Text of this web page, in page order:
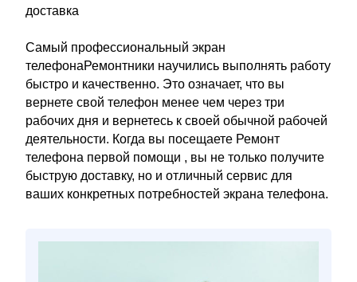
доставка
Самый профессиональный экран
телефонаРемонтники научились выполнять работу
быстро и качественно. Это означает, что вы
вернете свой телефон менее чем через три
рабочих дня и вернетесь к своей обычной рабочей
деятельности. Когда вы посещаете Ремонт
телефона первой помощи , вы не только получите
быструю доставку, но и отличный сервис для
ваших конкретных потребностей экрана телефона.